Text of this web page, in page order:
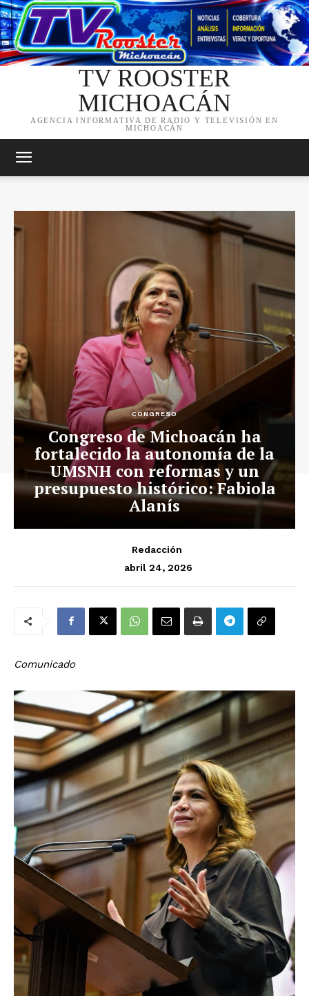
TV ROOSTER
MICHOACÁN
AGENCIA INFORMATIVA DE RADIO Y TELEVISIÓN EN
MICHOACÁN
CONGRESO
Congreso de Michoacán ha
fortalecido la autonomía de la
UMSNH con reformas y un
presupuesto histórico: Fabiola
Alanís
Redacción
abril 24, 2026
Comunicado